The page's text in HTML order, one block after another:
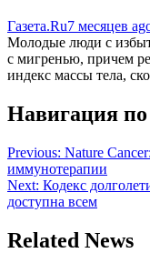
Газета.Ru7 месяцев
Молодые люди с
с мигренью, причем
индекс массы тела,
Навигация
Previous: Nature
иммунотерапии
Next: Кодекс
доступна всем
Related News